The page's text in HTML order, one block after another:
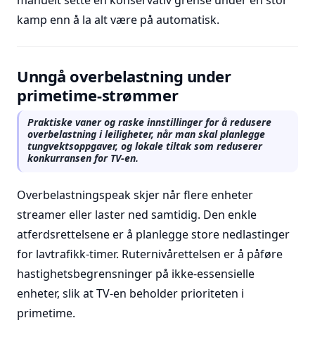
kamp enn å la alt være på automatisk.
Unngå overbelastning under
primetime-strømmer
Praktiske vaner og raske innstillinger for å redusere
overbelastning i leiligheter, når man skal planlegge
tungvektsoppgaver, og lokale tiltak som reduserer
konkurransen for TV-en.
Overbelastningspeak skjer når flere enheter
streamer eller laster ned samtidig. Den enkle
atferdsrettelsene er å planlegge store nedlastinger
for lavtrafikk-timer. Ruternivårettelsen er å påføre
hastighetsbegrensninger på ikke-essensielle
enheter, slik at TV-en beholder prioriteten i
primetime.